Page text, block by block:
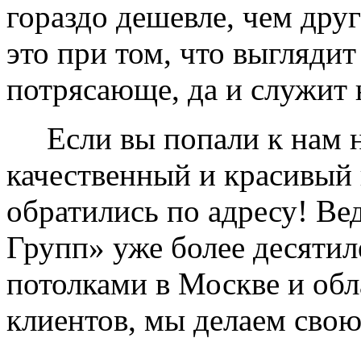
гораздо дешевле, чем
это при том, что
потрясающе, да и служит
Если вы попали к нам
качественный и
обратились по адресу!
Групп» уже более
потолками в Москве и
клиентов, мы делаем